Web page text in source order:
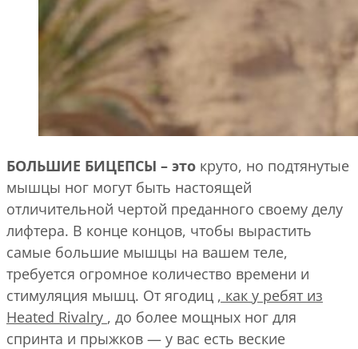
БОЛЬШИЕ БИЦЕПСЫ – это круто, но подтянутые
мышцы ног могут быть настоящей
отличительной чертой преданного своему делу
лифтера. В конце концов, чтобы вырастить
самые большие мышцы на вашем теле,
требуется огромное количество времени и
стимуляция мышц. От ягодиц , как у ребят из
Heated Rivalry , до более мощных ног для
спринта и прыжков — у вас есть веские